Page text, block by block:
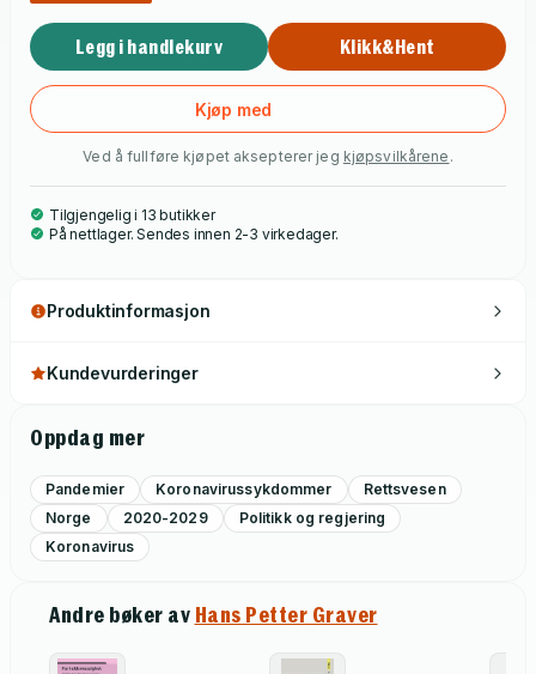
forskning vise seg svært så nyttig. Flere års forskning på
domstoler under autoritære forhold i forrige århundres
Europa har satt forfatteren i stand til å levere den første
analysen av de tiltak som ble satt inn i Norge under
pandemien, og av de utfordringene pandemien stilte vårt
politiske og rettslige system overfor. Boka er et viktig bidrag
til teorien om unntakstilstand.
Legg i handlekurv Klikk&Hent
Kjøp med
Ved å fullføre kjøpet aksepterer jeg kjøpsvilkårene .
Tilgjengelig i 13 butikker
På nettlager. Sendes innen 2-3 virkedager.
Produktinformasjon
Kundevurderinger
Oppdag mer
Pandemier Koronavirussykdommer
Rettsvesen
Norge
2020-2029
Politikk og regjering
Koronavirus
Andre bøker av Hans Petter Graver